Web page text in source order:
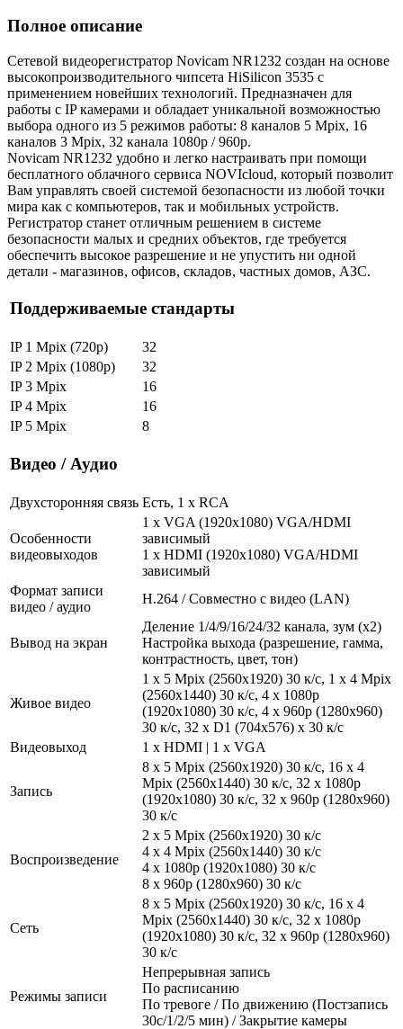
Полное описание
Сетевой видеорегистратор Novicam NR1232 создан на основе
высокопроизводительного чипсета HiSilicon 3535 с
применением новейших технологий. Предназначен для
работы с IP камерами и обладает уникальной возможностью
выбора одного из 5 режимов работы: 8 каналов 5 Mpix, 16
каналов 3 Mpix, 32 канала 1080р / 960p.
Novicam NR1232 удобно и легко настраивать при помощи
бесплатного облачного сервиса NOVIcloud, который позволит
Вам управлять своей системой безопасности из любой точки
мира как с компьютеров, так и мобильных устройств.
Регистратор станет отличным решением в системе
безопасности малых и средних объектов, где требуется
обеспечить высокое разрешение и не упустить ни одной
детали - магазинов, офисов, складов, частных домов, АЗС.
Поддерживаемые стандарты
IP 1 Mpix (720p)
32
IP 2 Mpix (1080p)
32
IP 3 Mpix
16
IP 4 Mpix
16
IP 5 Mpix
8
Видео / Аудио
Двухсторонняя связь Есть, 1 x RCA
Особенности
видеовыходов
1 x VGA (1920x1080) VGA/HDMI
зависимый
1 x HDMI (1920x1080) VGA/HDMI
зависимый
Формат записи
видео / аудио
H.264 / Совместно с видео (LAN)
Вывод на экран
Деление 1/4/9/16/24/32 канала, зум (x2)
Настройка выхода (разрешение, гамма,
контрастность, цвет, тон)
Живое видео
1 x 5 Mpix (2560x1920) 30 к/с, 1 x 4 Mpix
(2560x1440) 30 к/с, 4 х 1080p
(1920х1080) 30 к/с, 4 х 960p (1280x960)
30 к/с, 32 х D1 (704x576) x 30 к/с
Видеовыход
1 x HDMI | 1 x VGA
Запись
8 х 5 Mpix (2560x1920) 30 к/с, 16 х 4
Mpix (2560x1440) 30 к/с, 32 х 1080p
(1920х1080) 30 к/с, 32 х 960p (1280x960)
30 к/с
Воспроизведение
2 х 5 Mpix (2560x1920) 30 к/с
4 х 4 Mpix (2560x1440) 30 к/с
4 х 1080p (1920х1080) 30 к/с
8 х 960p (1280x960) 30 к/с
Сеть
8 х 5 Mpix (2560x1920) 30 к/с, 16 х 4
Mpix (2560x1440) 30 к/с, 32 х 1080p
(1920х1080) 30 к/с, 32 х 960p (1280x960)
30 к/с
Режимы записи
Непрерывная запись
По расписанию
По тревоге / По движению (Постзапись
30с/1/2/5 мин) / Закрытие камеры